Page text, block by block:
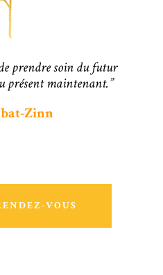
prendre soin du futur
présent maintenant.”
Zinn
VOUS